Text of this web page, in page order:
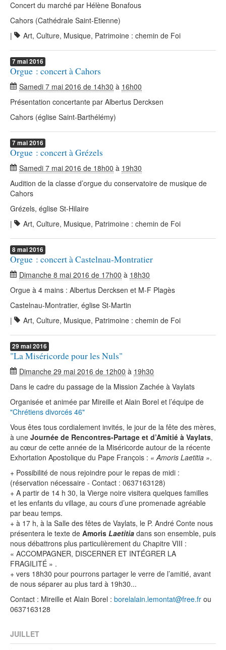
Concert du marché par Hélène Bonafous
Cahors (Cathédrale Saint-Etienne)
|
Art, Culture, Musique, Patrimoine : chemin de Foi
7mai2016
Orgue : concert à Cahors
Samedi 7 mai 2016 de 14h30 à 16h00
Présentation concertante par Albertus Dercksen
Cahors (église Saint-Barthélémy)
7mai2016
Orgue : concert à Grézels
Samedi 7 mai 2016 de 18h00 à 19h30
Audition de la classe d’orgue du conservatoire de musique de
Cahors
Grézels, église St-Hilaire
|
Art, Culture, Musique, Patrimoine : chemin de Foi
8mai2016
Orgue : concert à Castelnau-Montratier
Dimanche 8 mai 2016 de 17h00 à 18h30
Orgue à 4 mains : Albertus Dercksen et M-F Plagès
Castelnau-Montratier, église St-Martin
|
Art, Culture, Musique, Patrimoine : chemin de Foi
29 mai2016
"La Miséricorde pour les Nuls"
Dimanche 29 mai 2016 de 12h00 à 19h30
Dans le cadre du passage de la Mission Zachée à Vaylats
Organisée et animée par Mireille et Alain Borel et l’équipe de
"Chrétiens divorcés 46"
Vous êtes tous cordialement invités, le jour de la fête des mères,
à une Journée de Rencontres-Partage et d’Amitié à Vaylats,
au cœur de cette année de la Miséricorde autour de la récente
Exhortation Apostolique du Pape François : « Amoris Laetitia ».
+ Possibilité de nous rejoindre pour le repas de midi :
(réservation nécessaire - Contact : 0637163128)
+ A partir de 14 h 30, la Vierge noire visitera quelques familles
et les enfants du village, au cours d’une promenade agréable
par beau temps.
+ à 17 h, à la Salle des fêtes de Vaylats, le P. André Conte nous
présentera le texte de Amoris Laetitia dans son ensemble, puis
nous débattrons plus particulièrement du Chapitre VIII :
« ACCOMPAGNER, DISCERNER ET INTÉGRER LA
FRAGILITÉ » .
+ vers 18h30 pour pourrons partager le verre de l’amitié, avant
de nous séparer au plus tard à 19h30...
Contact : Mireille et Alain Borel : borelalain.lemontat@free.fr ou
0637163128
JUILLET